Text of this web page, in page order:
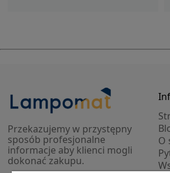
Przekazujemy w przystępny
sposób profesjonalne
informacje aby klienci mogli
dokonać zakupu.
O